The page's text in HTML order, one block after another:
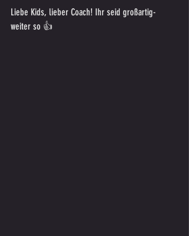
Liebe Kids, lieber Coach! Ihr seid großartig-
weiter so 👍